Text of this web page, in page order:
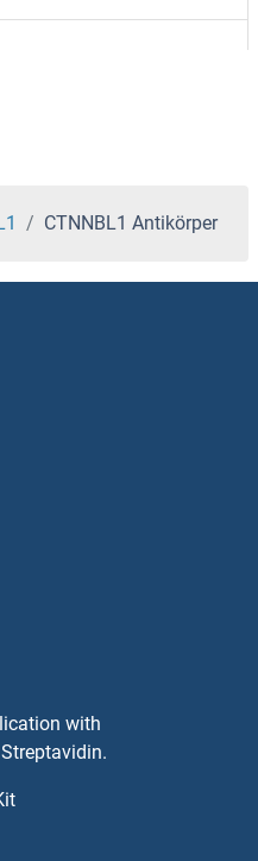
CTNNBL1 Antikörper
with